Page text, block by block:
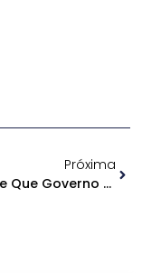
Próxima
Maia Pede Que Governo Apresente PEC Da Reforma Administrativa Este Ano